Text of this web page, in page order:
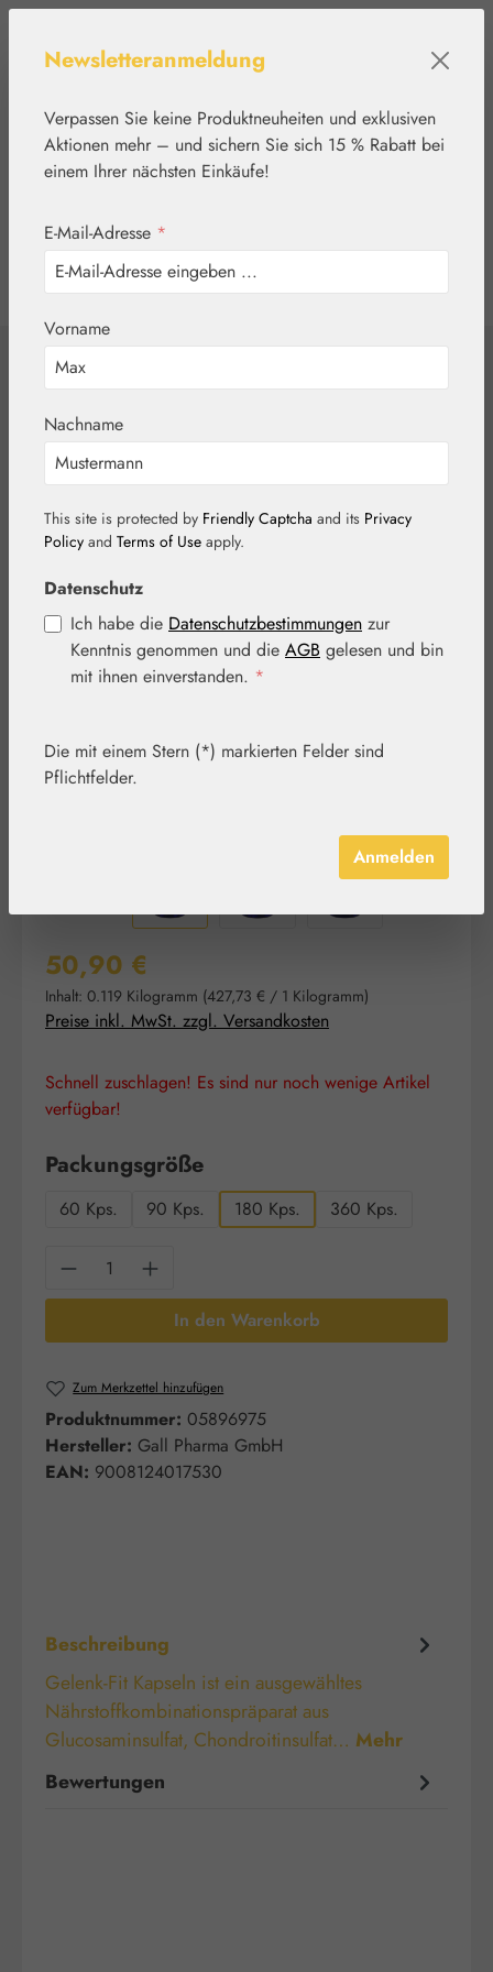
Werkzeugleiste anzeigen
Gelenk-Fit Kapseln
Bildergalerie überspringen
Regulärer Preis:
50,90 €
Inhalt: 0.119 Kilogramm (427,73 € / 1 Kilogramm)
Preise inkl. MwSt. zzgl. Versandkosten
Schnell zuschlagen! Es sind nur noch wenige Artikel
verfügbar!
Packungsgrößeauswählen
60 Kps. 90 Kps. 180 Kps. 360 Kps.
Produkt Anzahl: Gib den gewünschten
In den Warenkorb
Zum Merkzettel hinzufügen
Produktnummer: 05896975
Hersteller: Gall Pharma GmbH
EAN: 9008124017530
Beschreibung
Gelenk-Fit Kapseln ist ein ausgewähltes
Nährstoffkombinationspräparat aus
Glucosaminsulfat, Chondroitinsulfat… Mehr
Bewertungen
Newsletteranmeldung
Verpassen Sie keine Produktneuheiten und exklusiven
Aktionen mehr – und sichern Sie sich 15 % Rabatt bei
einem Ihrer nächsten Einkäufe!
E-Mail-Adresse *
Vorname
Nachname
This site is protected by Friendly Captcha and its Privacy
Policy and Terms of Use apply.
Datenschutz
Ich habe die Datenschutzbestimmungen zur
Kenntnis genommen und die AGB gelesen und bin
mit ihnen einverstanden. *
Die mit einem Stern (*) markierten Felder sind
Pflichtfelder.
Anmelden